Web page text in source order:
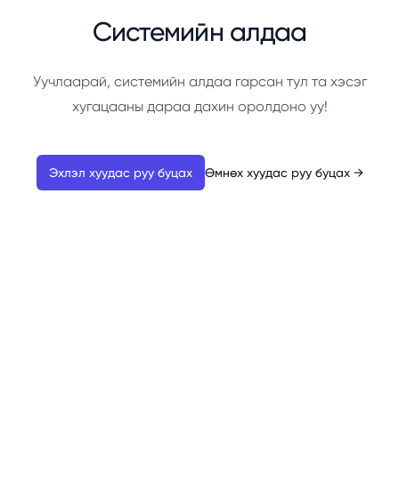
Системийн алдаа
Уучлаарай, системийн алдаа гарсан тул та хэсэг
хугацааны дараа дахин оролдоно уу!
Эхлэл хуудас руу буцах Өмнөх хуудас руу буцах →